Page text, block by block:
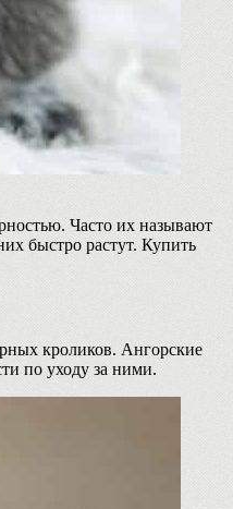
Часто их называют
быстро растут. Купить
кроликов. Ангорские
по уходу за ними.